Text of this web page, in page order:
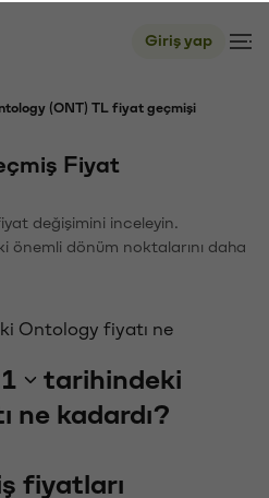
Giriş yap
(ONT) TL fiyat geçmişi
Fiyat
değişimini inceleyin.
önemli dönüm noktalarını daha
Ontology fiyatı ne
tarihindeki
ne kadardı?
fiyatları